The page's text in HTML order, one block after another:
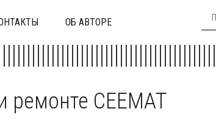
ОБ АВТОРЕ
ремонте CEEMAT